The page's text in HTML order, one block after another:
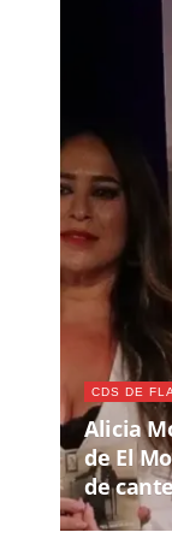
CDS DE
Alicia
de El
de